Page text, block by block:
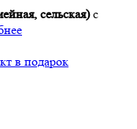
сельская)с
в подарок